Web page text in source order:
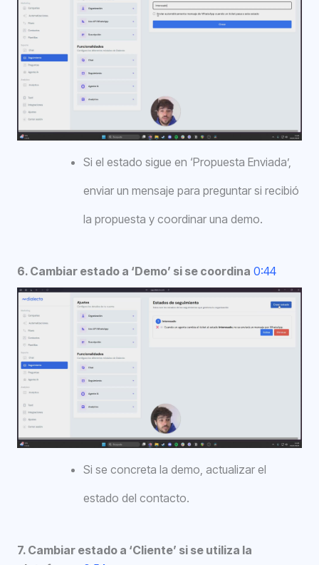
Si el estado sigue en ‘Propuesta Enviada’,
enviar un mensaje para preguntar si recibió
la propuesta y coordinar una demo.
6. Cambiar estado a ‘Demo’ si se coordina 0:44
Si se concreta la demo, actualizar el
estado del contacto.
7. Cambiar estado a ‘Cliente’ si se utiliza la